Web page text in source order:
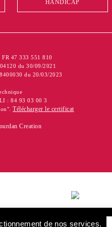
HANDICAP
47 333 551 810
du 30/09/2021
du 20/03/2023
: 84 93 03 00 3
Télécharger le certificat
Creation
de nos services.